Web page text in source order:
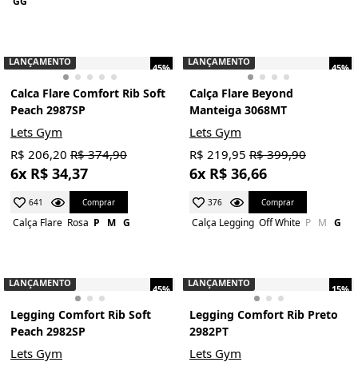
45%
LANÇAMENTO
Calca Flare Comfort Rib Soft
Peach 2987SP
Lets Gym
R$ 206,20 R$ 374,90
6x R$ 34,37
641 Comprar
Calça Flare Rosa P M G
45%
LANÇAMENTO
Calça Flare Beyond
Manteiga 3068MT
Lets Gym
R$ 219,95 R$ 399,90
6x R$ 36,66
376 Comprar
Calça Legging Off White P M G
45%
LANÇAMENTO
Legging Comfort Rib Soft
Peach 2982SP
Lets Gym
15%
LANÇAMENTO
Legging Comfort Rib Preto
2982PT
Lets Gym